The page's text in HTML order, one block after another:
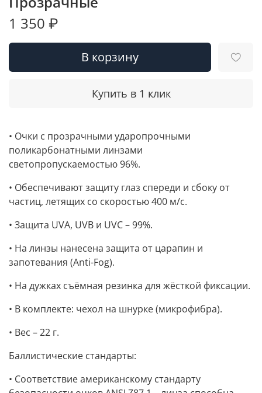
1 350 ₽
В корзину
Купить в 1 клик
• Очки c прозрачными ударопрочными
поликарбонатными линзами
светопропускаемостью 96%.
• Обеспечивают защиту глаз спереди и сбоку от
частиц, летящих со скоростью 400 м/с.
• Защита UVA, UVB и UVC – 99%.
• На линзы нанесена защита от царапин и
запотевания (Anti-Fog).
• На дужках съёмная резинка для жёсткой фиксации.
• В комплекте: чехол на шнурке (микрофибра).
• Вес – 22 г.
Баллистические стандарты:
• Соответствие американскому стандарту